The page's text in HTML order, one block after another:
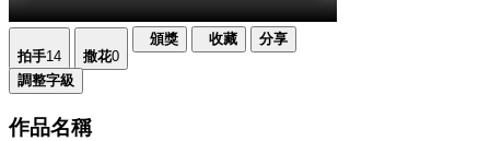
拍手14 撒花0
頒獎 收藏 分享
調整字級
作品名稱